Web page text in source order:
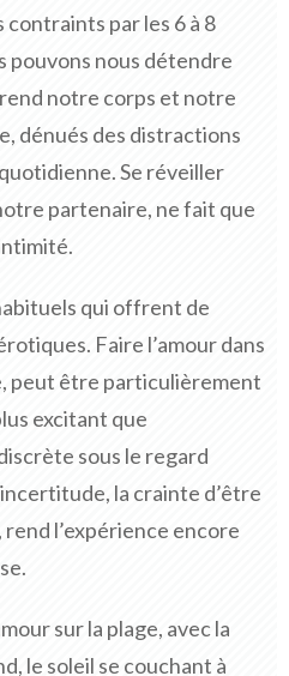
contraints par les 6 à 8
pouvons nous détendre
notre corps et notre
dénués des distractions
Se réveiller
partenaire, ne fait que
qui offrent de
Faire l’amour dans
peut être particulièrement
excitant que
sous le regard
la crainte d’être
l’expérience encore
sur la plage, avec la
le soleil se couchant à